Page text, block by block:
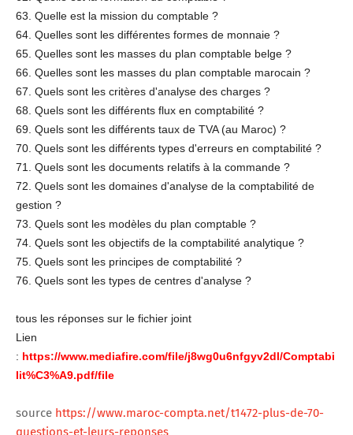
63. Quelle est la mission du comptable ?
64. Quelles sont les différentes formes de monnaie ?
65. Quelles sont les masses du plan comptable belge ?
66. Quelles sont les masses du plan comptable marocain ?
67. Quels sont les critères d'analyse des charges ?
68. Quels sont les différents flux en comptabilité ?
69. Quels sont les différents taux de TVA (au Maroc) ?
70. Quels sont les différents types d'erreurs en comptabilité ?
71. Quels sont les documents relatifs à la commande ?
72. Quels sont les domaines d'analyse de la comptabilité de
gestion ?
73. Quels sont les modèles du plan comptable ?
74. Quels sont les objectifs de la comptabilité analytique ?
75. Quels sont les principes de comptabilité ?
76. Quels sont les types de centres d'analyse ?
tous les réponses sur le fichier joint
Lien
: https://www.mediafire.com/file/j8wg0u6nfgyv2dl/Comptabi
lit%C3%A9.pdf/file
source https://www.maroc-compta.net/t1472-plus-de-70-
questions-et-leurs-reponses